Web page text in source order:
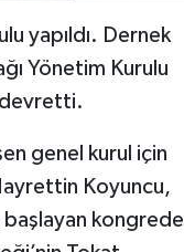
yapıldı. Dernek
Yönetim Kurulu
devretti.
genel kurul için
Koyuncu,
başlayan kongrede